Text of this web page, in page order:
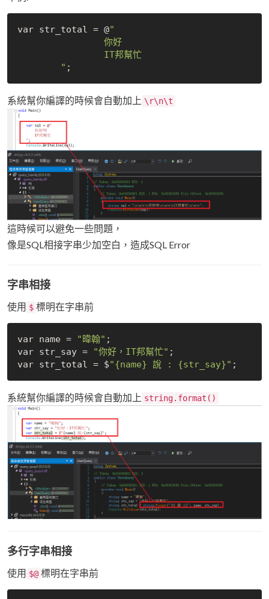
var str_total = @"
	"
系統幫你編譯的時候會自動加上 \r\n\t
這時候可以避免一些問題，
像是SQL相接字串少加空白，造成SQL Error
字串相接
使用 $ 標明在字串前
var name = "暐翰" ;
var str_say =
"你好，IT邦幫忙" ;
var str_total = $"{name} 說 : {str_say}"
系統幫你編譯的時候會自動加上 string.format()
多行字串相接
使用 $@ 標明在字串前